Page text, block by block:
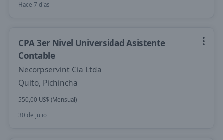
Hace 7 días
CPA 3er Nivel Universidad Asistente
Contable
Necorpservint Cia Ltda
Quito, Pichincha
550,00 US$ (Mensual)
30 de julio